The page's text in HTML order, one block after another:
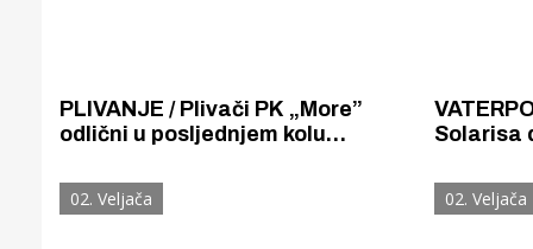
PLIVANJE / Plivači PK „More”
odlični u posljednjem kolu
sezone sezone – osvojili su pet
zlatnih medalja i rušili osobne
Solarisa
iz Kotora
02. Veljača 02. Veljača